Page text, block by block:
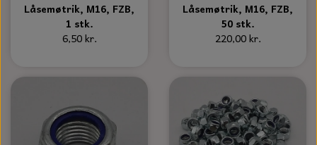
Låsemøtrik, M16, FZB,
1 stk.
6,50 kr.
Låsemøtrik, M16, FZB,
50 stk.
220,00 kr.